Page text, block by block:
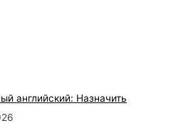
английский: Назначить